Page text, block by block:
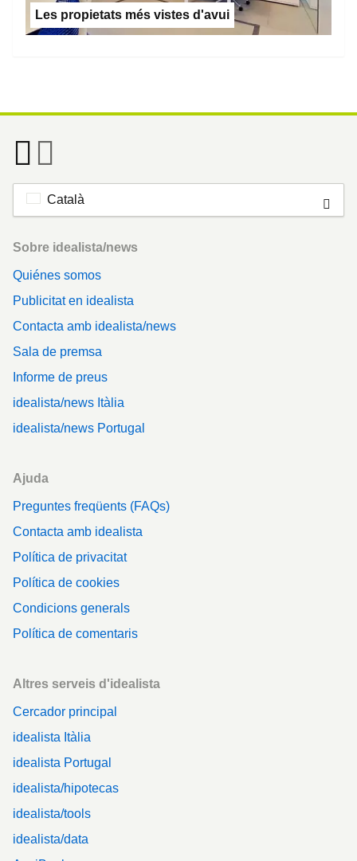
Les propietats més vistes d'avui
Català
Footer
Sobre idealista/news
Quiénes somos
Publicitat en idealista
Contacta amb idealista/news
Sala de premsa
Informe de preus
idealista/news Itàlia
idealista/news Portugal
Ajuda
Preguntes freqüents (FAQs)
Contacta amb idealista
Política de privacitat
Política de cookies
Condicions generals
Política de comentaris
Altres serveis d'idealista
Cercador principal
idealista Itàlia
idealista Portugal
idealista/hipotecas
idealista/tools
idealista/data